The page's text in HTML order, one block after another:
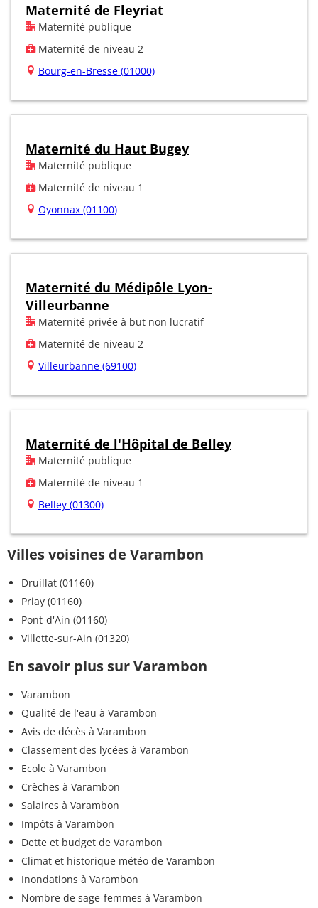
Maternité de Fleyriat
Maternité publique
Maternité de niveau 2
Bourg-en-Bresse (01000)
Maternité du Haut Bugey
Maternité publique
Maternité de niveau 1
Oyonnax (01100)
Maternité du Médipôle Lyon-
Villeurbanne
Maternité privée à but non lucratif
Maternité de niveau 2
Villeurbanne (69100)
Maternité de l'Hôpital de Belley
Maternité publique
Maternité de niveau 1
Belley (01300)
Villes voisines de Varambon
Druillat (01160)
Priay (01160)
Pont-d'Ain (01160)
Villette-sur-Ain (01320)
En savoir plus sur Varambon
Varambon
Qualité de l'eau à Varambon
Avis de décès à Varambon
Classement des lycées à Varambon
Ecole à Varambon
Crèches à Varambon
Salaires à Varambon
Impôts à Varambon
Dette et budget de Varambon
Climat et historique météo de Varambon
Inondations à Varambon
Nombre de sage-femmes à Varambon